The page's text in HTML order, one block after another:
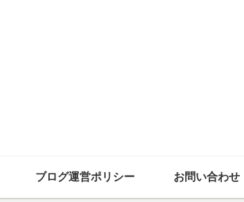
ブログ運営ポリシー お問い合わせ